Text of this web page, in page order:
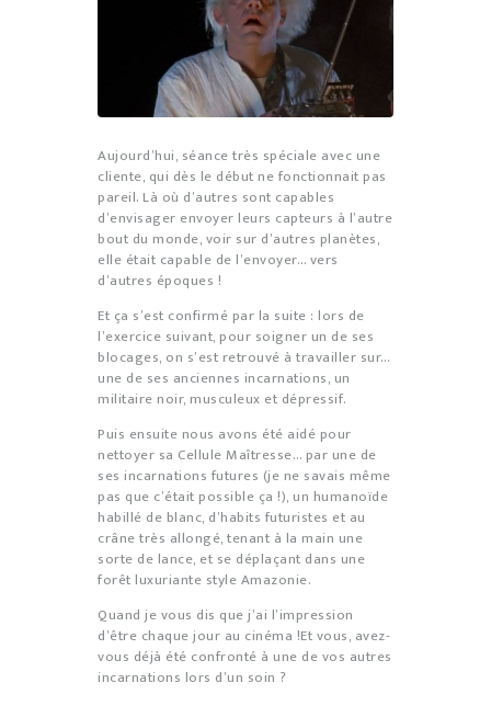
Aujourd’hui, séance très spéciale avec une
cliente, qui dès le début ne fonctionnait pas
pareil. Là où d’autres sont capables
d’envisager envoyer leurs capteurs à l’autre
bout du monde, voir sur d’autres planètes,
elle était capable de l’envoyer… vers
d’autres époques !
Et ça s’est confirmé par la suite : lors de
l’exercice suivant, pour soigner un de ses
blocages, on s’est retrouvé à travailler sur…
une de ses anciennes incarnations, un
militaire noir, musculeux et dépressif.
Puis ensuite nous avons été aidé pour
nettoyer sa Cellule Maîtresse… par une de
ses incarnations futures (je ne savais même
pas que c’était possible ça !), un humanoïde
habillé de blanc, d’habits futuristes et au
crâne très allongé, tenant à la main une
sorte de lance, et se déplaçant dans une
forêt luxuriante style Amazonie.
Quand je vous dis que j’ai l’impression
d’être chaque jour au cinéma !Et vous, avez-
vous déjà été confronté à une de vos autres
incarnations lors d’un soin ?